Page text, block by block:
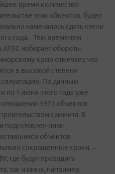
время количество
этих объектов, будет
намечалось сдать отели
года. Тем временем
АТЭС набирает обороты.
краю отмечает, что
в высокой степени
По данным
по 1 июня этого года уже
3973 объектов
саммита. В
подготовлен план
объектов
сокращенные сроки. –
где будут проходить
так и иных, например,